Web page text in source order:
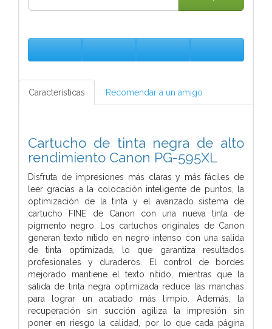
Características Recomendar a un amigo
Cartucho de tinta negra de alto
rendimiento Canon PG-595XL
Disfruta de impresiones más claras y más fáciles de
leer gracias a la colocación inteligente de puntos, la
optimización de la tinta y el avanzado sistema de
cartucho FINE de Canon con una nueva tinta de
pigmento negro. Los cartuchos originales de Canon
generan texto nítido en negro intenso con una salida
de tinta optimizada, lo que garantiza resultados
profesionales y duraderos. El control de bordes
mejorado mantiene el texto nítido, mientras que la
salida de tinta negra optimizada reduce las manchas
para lograr un acabado más limpio. Además, la
recuperación sin succión agiliza la impresión sin
poner en riesgo la calidad, por lo que cada página